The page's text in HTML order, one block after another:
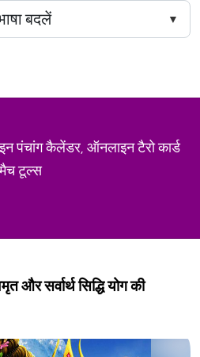
पंचांग कैलेंडर, ऑनलाइन टैरो कार्ड
टूल्स
और सर्वार्थ सिद्धि योग की